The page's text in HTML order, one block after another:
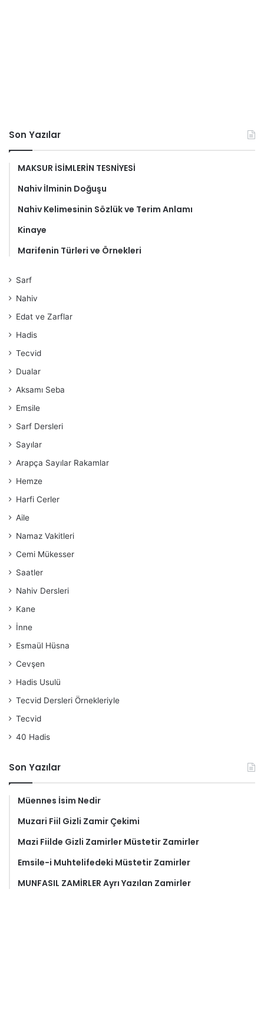
Son Yazılar
MAKSUR İSİMLERİN TESNİYESİ
Nahiv İlminin Doğuşu
Nahiv Kelimesinin Sözlük ve Terim Anlamı
Kinaye
Marifenin Türleri ve Örnekleri
Sarf
Nahiv
Edat ve Zarflar
Hadis
Tecvid
Dualar
Aksamı Seba
Emsile
Sarf Dersleri
Sayılar
Arapça Sayılar Rakamlar
Hemze
Harfi Cerler
Aile
Namaz Vakitleri
Cemi Mükesser
Saatler
Nahiv Dersleri
Kane
İnne
Esmaül Hüsna
Cevşen
Hadis Usulü
Tecvid Dersleri Örnekleriyle
Tecvid
40 Hadis
Son Yazılar
Müennes İsim Nedir
Muzari Fiil Gizli Zamir Çekimi
Mazi Fiilde Gizli Zamirler Müstetir Zamirler
Emsile-i Muhtelifedeki Müstetir Zamirler
MUNFASIL ZAMİRLER Ayrı Yazılan Zamirler